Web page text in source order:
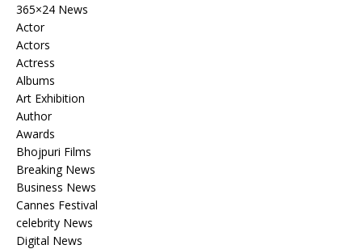
365×24 News
Actor
Actors
Actress
Albums
Art Exhibition
Author
Awards
Bhojpuri Films
Breaking News
Business News
Cannes Festival
celebrity News
Digital News